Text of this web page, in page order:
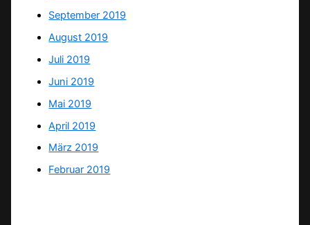
September 2019
August 2019
Juli 2019
Juni 2019
Mai 2019
April 2019
März 2019
Februar 2019